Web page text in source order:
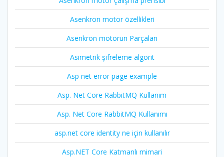
Asenkron motor özellikleri
Asenkron motorun Parçaları
Asimetrik şifreleme algorit
Asp net error page example
Asp. Net Core RabbitMQ Kullanım
Asp. Net Core RabbitMQ Kullanımı
asp.net core identity ne için kullanılır
Asp.NET Core Katmanlı mimari